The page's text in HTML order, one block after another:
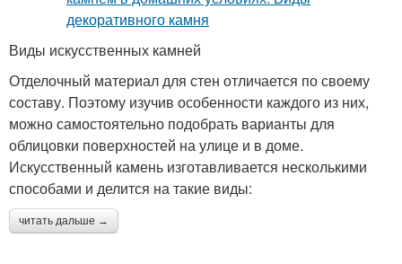
Виды искусственных камней
Отделочный материал для стен отличается по своему
составу. Поэтому изучив особенности каждого из них,
можно самостоятельно подобрать варианты для
облицовки поверхностей на улице и в доме.
Искусственный камень изготавливается несколькими
способами и делится на такие виды:
читать дальше →